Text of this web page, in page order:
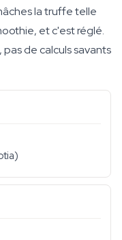
la truffe telle
et c'est réglé.
de calculs savants